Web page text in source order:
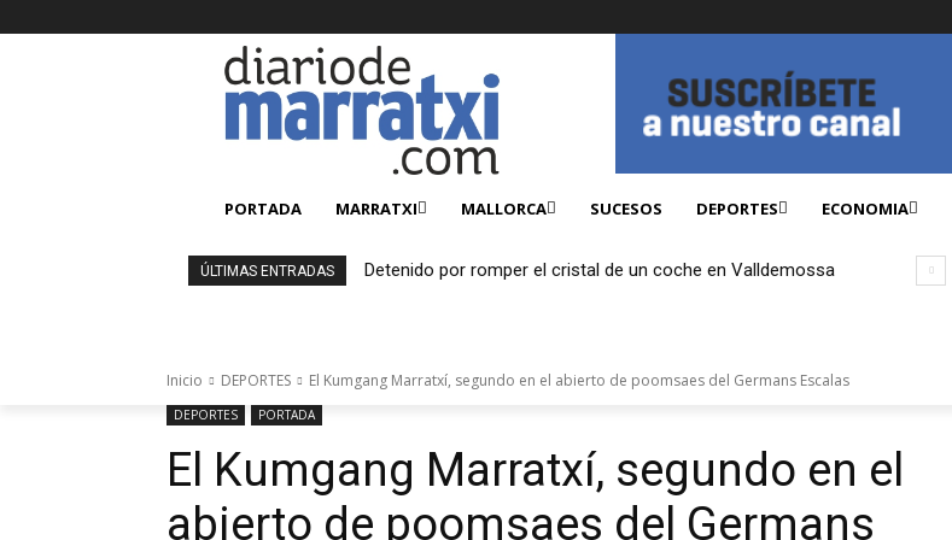
PORTADA MARRATXI MALLORCA SUCESOS DEPORTES ECONOMIA
ÚLTIMAS ENTRADAS
Detenido por romper el cristal de un coche en Valldemossa
Inicio DEPORTES El Kumgang Marratxí, segundo en el abierto de poomsaes del Germans Escalas
DEPORTES PORTADA
El Kumgang Marratxí, segundo en el
abierto de poomsaes del Germans